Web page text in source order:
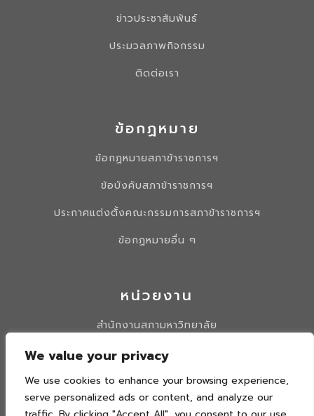
We value your privacy
We use cookies to enhance your browsing experience,
serve personalized ads or content, and analyze our
ข่าวประชาสัมพันธ์
ประมวลภาพกิจกรรม
ติดต่อเรา
ข้อกฏหมาย
ข้อกฏหมายสภาข้าราชการฯ
ข้อบังคับสภาข้าราชการฯ
ประกาศแต่งตั้งคณะกรรมการสภาข้าราชการฯ
ข้อกฏหมายอื่น ๆ
หน่วยงาน
สำนักงานสภามหาวิทยาลัย
มหาวิทยาลัยนเรศวร
รวบเว็บไซต์สภาข้าราชการ